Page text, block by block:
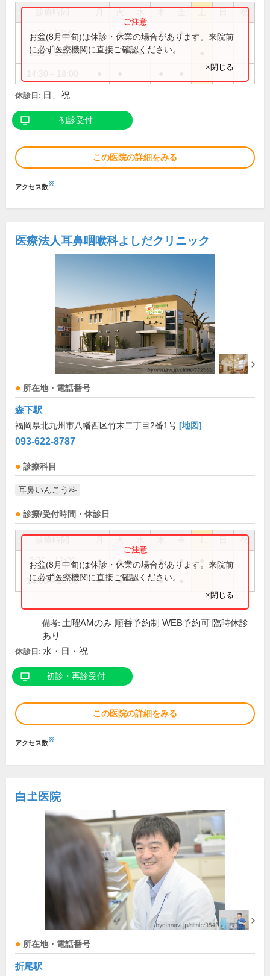
祝
9:00～12:30 ● ● ● ●
9:00～13:00 ●
お盆(8月中旬)は休診・休業の場合があります。来院前
に必ず医療機関に直接ご確認ください。
×閉じる
休診日: 日、祝
初診受付
この医院の詳細をみる
アクセス数※
医療法人耳鼻咽喉科よしだクリニック
所在地・電話番号
森下駅
福岡県北九州市八幡西区竹末二丁目2番1号 [地図]
093-622-8787
診療科目
耳鼻いんこう科
診療/受付時間・休診日
祝
8:30～12:00 ● ● ● ●
14:00～18:00 ● ● ●
お盆(8月中旬)は休診・休業の場合があります。来院前
に必ず医療機関に直接ご確認ください。
×閉じる
備考: 土曜AMのみ 順番予約制 WEB予約可 臨時休診
あり
休診日: 水・日・祝
初診・再診受付
この医院の詳細をみる
アクセス数※
白𡈽医院
所在地・電話番号
折尾駅